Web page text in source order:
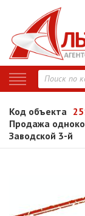
Код объекта
Продажа
Заводской 3-й